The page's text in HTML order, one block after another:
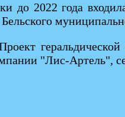
до 2022 года
"Лис-Артель",